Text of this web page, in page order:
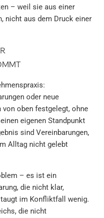
– weil sie aus einer
nicht aus dem Druck einer
oder neue
von oben festgelegt, ohne
eigenen Standpunkt
sind Vereinbarungen,
Alltag nicht gelebt
– es ist ein
die nicht klar,
im Konfliktfall wenig.
die nicht